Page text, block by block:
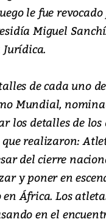
le fue
Miguel
Jurídica.
de cada uno
Mundial,
los detalles de
realizaron:
del cierre
y poner en
África. Los
en el